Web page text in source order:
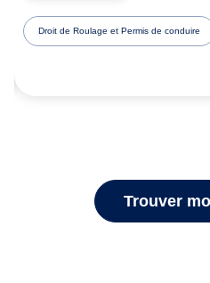
Droit de Roulage et Permis de conduire
Trouver